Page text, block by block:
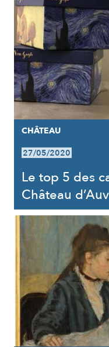
CHÂTEAU
27/05/2020
Le top 5 des
Château